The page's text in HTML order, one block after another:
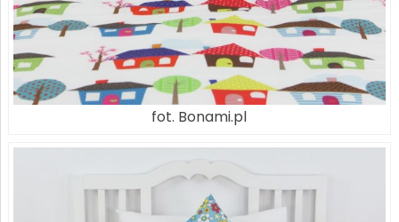
fot. Bonami.pl